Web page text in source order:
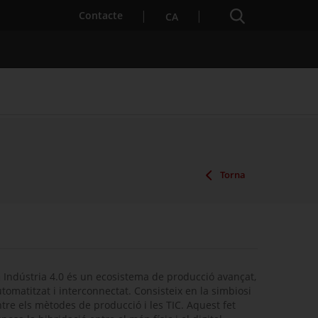
Contacte . Obre en una nova finestra.
CA Cercador
Torna
Indústria 4.0 és un ecosistema de producció avançat,
i interconnectat. Consisteix en la simbiosi
els mètodes de producció i les TIC. Aquest fet